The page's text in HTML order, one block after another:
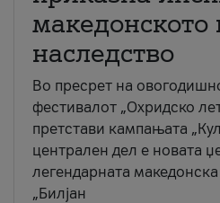
македонското
наследство
Во пресрет на
фестивалот „Охридско
претстави кампањата
централен дел е новата
легендарната
„Билјан